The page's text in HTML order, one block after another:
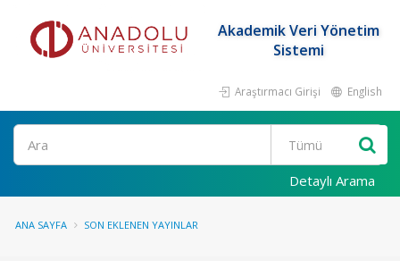
Akademik Veri Yönetim
Sistemi
Araştırmacı Girişi English
Ara
Detaylı Arama
ANA SAYFA SON EKLENEN YAYINLAR